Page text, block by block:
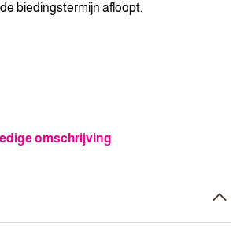
biedingstermijn afloopt.
omschrijving